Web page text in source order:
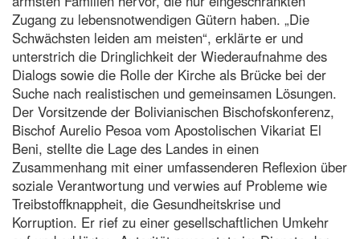
Zugang zu lebensnotwendigen Gütern haben. „Die
Schwächsten leiden am meisten“, erklärte er und
unterstrich die Dringlichkeit der Wiederaufnahme des
Dialogs sowie die Rolle der Kirche als Brücke bei der
Suche nach realistischen und gemeinsamen Lösungen.
Der Vorsitzende der Bolivianischen Bischofskonferenz,
Bischof Aurelio Pesoa vom Apostolischen Vikariat El
Beni, stellte die Lage des Landes in einen
Zusammenhang mit einer umfassenderen Reflexion über
soziale Verantwortung und verwies auf Probleme wie
Treibstoffknappheit, die Gesundheitskrise und
Korruption. Er rief zu einer gesellschaftlichen Umkehr